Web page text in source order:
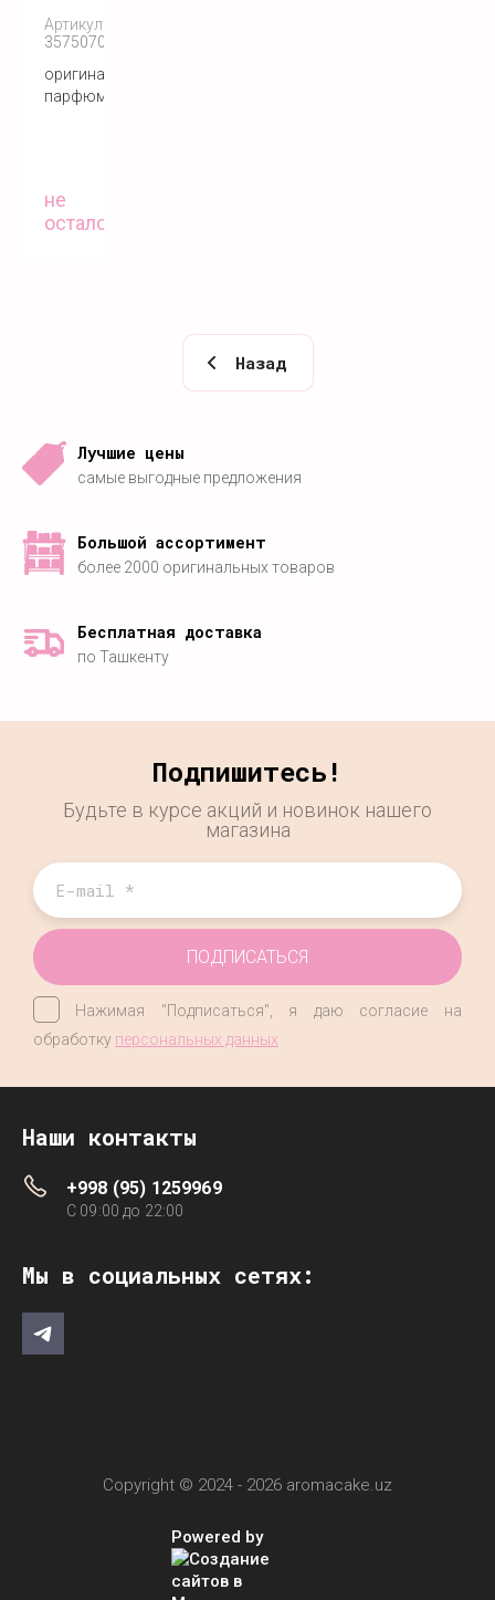
Артикул:
3575070055146
оригинальный
парфюм
не
осталось
Назад
Лучшие цены
самые выгодные предложения
Большой ассортимент
более 2000 оригинальных товаров
Бесплатная доставка
по Ташкенту
Подпишитесь!
Будьте в курсе акций и новинок нашего
магазина
Нажимая "Подписаться", я даю согласие на
обработку персональных данных
ПОДПИСАТЬСЯ
Наши контакты
+998 (95) 1259969
C 09:00 до 22:00
Мы в социальных сетях:
Copyright © 2024 - 2026 aromacake.uz
Powered by